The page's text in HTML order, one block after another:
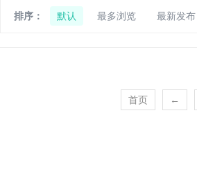
排序： 默认 最多浏览 最新发布
首页 ←